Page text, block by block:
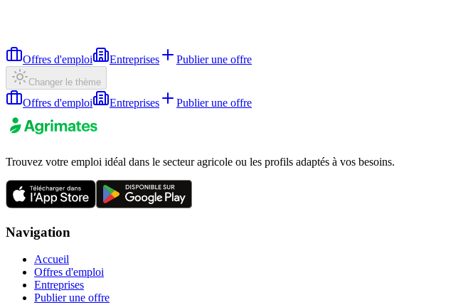
Offres d'emploi Entreprises Publier une offre
Changer le thème
Offres d'emploi Entreprises Publier une offre
Trouvez votre emploi idéal dans le secteur agricole ou les profils adaptés à vos besoins.
Navigation
Accueil
Offres d'emploi
Entreprises
Publier une offre